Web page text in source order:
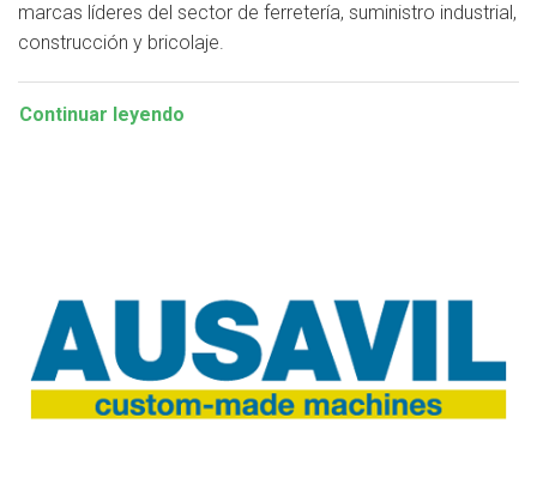
marcas líderes del sector de ferretería, suministro industrial,
construcción y bricolaje.
Continuar leyendo